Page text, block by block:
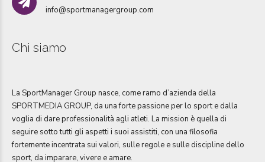
info@sportmanagergroup.com
Chi siamo
La SportManager Group nasce, come ramo d’azienda della
SPORTMEDIA GROUP, da una forte passione per lo sport e dalla
voglia di dare professionalità agli atleti. La mission è quella di
seguire sotto tutti gli aspetti i suoi assistiti, con una filosofia
fortemente incentrata sui valori, sulle regole e sulle discipline dello
sport, da imparare, vivere e amare.